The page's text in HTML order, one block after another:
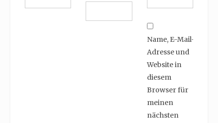
Name, E-Mail-
Adresse und
Website in
diesem
Browser für
meinen
nächsten